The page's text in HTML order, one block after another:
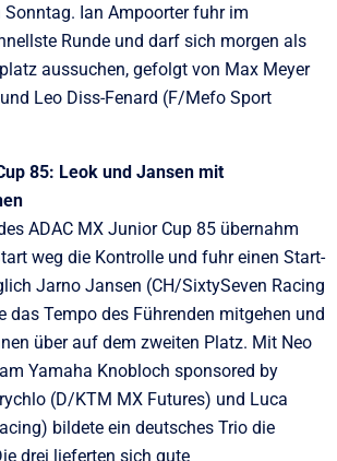
Ian Ampoorter fuhr im
Runde und darf sich morgen als
aussuchen, gefolgt von Max Meyer
Leo Diss-Fenard (F/Mefo Sport
85: Leok und Jansen mit
ADAC MX Junior Cup 85 übernahm
weg die Kontrolle und fuhr einen Start-
Jarno Jansen (CH/SixtySeven Racing
das Tempo des Führenden mitgehen und
über auf dem zweiten Platz. Mit Neo
Yamaha Knobloch sponsored by
(D/KTM MX Futures) und Luca
bildete ein deutsches Trio die
drei lieferten sich gute